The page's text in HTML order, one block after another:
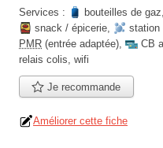
Services :
bouteilles de gaz,
snack / épicerie, station
PMR (entrée adaptée), CB
relais colis, wifi
Je recommande
Améliorer cette fiche